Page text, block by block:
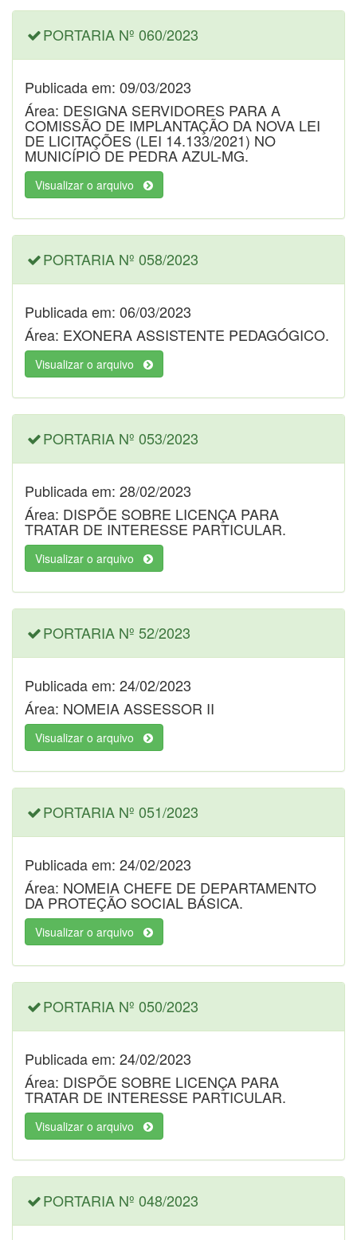
PORTARIA Nº 060/2023
Publicada em: 09/03/2023
Área: DESIGNA SERVIDORES PARA A
COMISSÃO DE IMPLANTAÇÃO DA NOVA LEI
DE LICITAÇÕES (LEI 14.133/2021) NO
MUNICÍPIO DE PEDRA AZUL-MG.
Visualizar o arquivo
PORTARIA Nº 058/2023
Publicada em: 06/03/2023
Área: EXONERA ASSISTENTE PEDAGÓGICO.
Visualizar o arquivo
PORTARIA Nº 053/2023
Publicada em: 28/02/2023
Área: DISPÕE SOBRE LICENÇA PARA
TRATAR DE INTERESSE PARTICULAR.
Visualizar o arquivo
PORTARIA Nº 52/2023
Publicada em: 24/02/2023
Área: NOMEIA ASSESSOR II
Visualizar o arquivo
PORTARIA Nº 051/2023
Publicada em: 24/02/2023
Área: NOMEIA CHEFE DE DEPARTAMENTO
DA PROTEÇÃO SOCIAL BÁSICA.
Visualizar o arquivo
PORTARIA Nº 050/2023
Publicada em: 24/02/2023
Área: DISPÕE SOBRE LICENÇA PARA
TRATAR DE INTERESSE PARTICULAR.
Visualizar o arquivo
PORTARIA Nº 048/2023